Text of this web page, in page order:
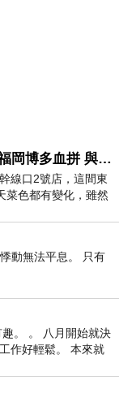
【2026-6廣島】Day 6 福岡博多血拼 與機場接送少年司機深夜對談
線口2號店，這間東
菜色都有變化，雖然
，但
動無法平息。 只有
。 。 八月開始就決
作好輕鬆。 本來就